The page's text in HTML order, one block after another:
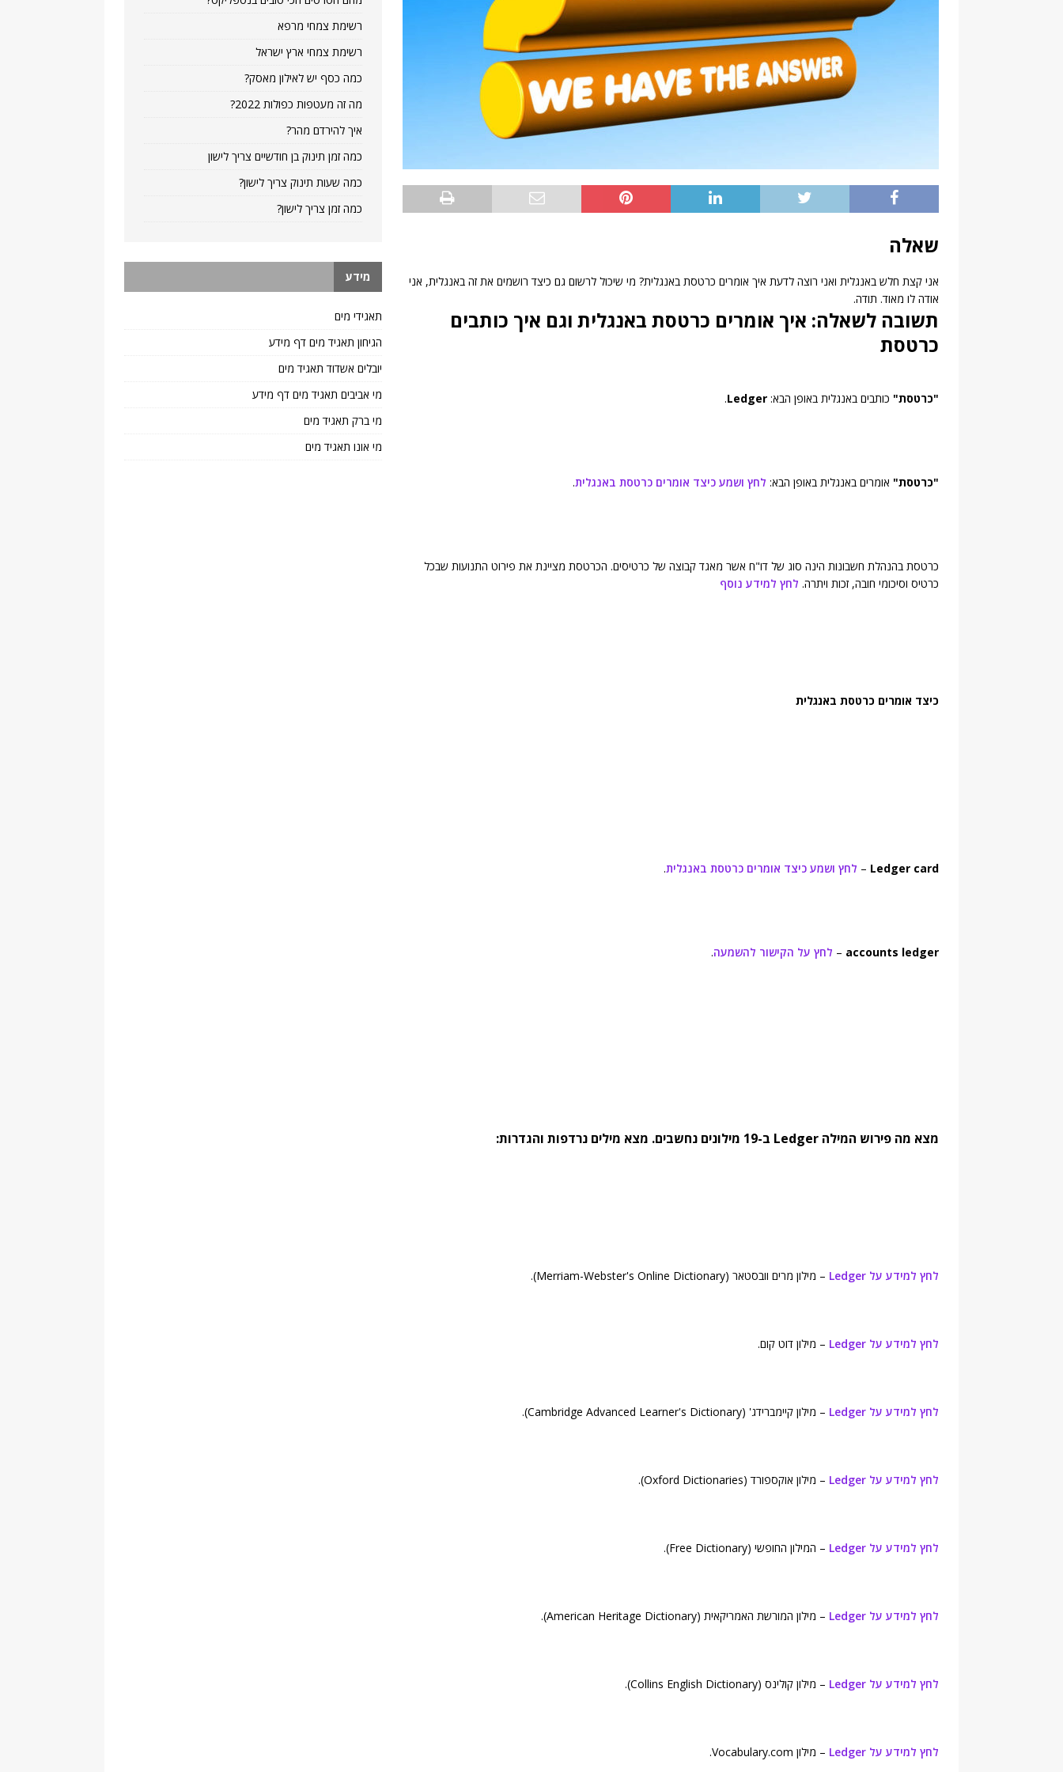
שאלה
אני קצת חלש באנגלית ואני רוצה לדעת איך אומרים כרטסת באנגלית? מי שיכול לרשום גם כיצד רושמים את זה באנגלית, אני
אודה לו מאוד. תודה.
תשובה לשאלה: איך אומרים כרטסת באנגלית וגם איך כותבים
כרטסת
"כרטסת" כותבים באנגלית באופן הבא: Ledger
.
"כרטסת" אומרים באנגלית באופן הבא: לחץ ושמע כיצד אומרים כרטסת באנגלית.
כרטסת בהנהלת חשבונות הינה סוג של דו"ח אשר מאגד קבוצה של כרטיסים. הכרטסת מציינת את פירוט התנועות שבכל
כרטיס וסיכומי חובה, זכות ויתרה. לחץ למידע נוסף
כיצד אומרים כרטסת באנגלית
Ledger card
– לחץ ושמע כיצד אומרים כרטסת באנגלית.
accounts ledger
– לחץ על הקישור להשמעה.
מצא מה פירוש המילה Ledger ב-19 מילונים נחשבים. מצא מילים נרדפות והגדרות:
לחץ למידע על Ledger – מילון מרים וובסטאר (Merriam-Webster's Online Dictionary).
לחץ למידע על Ledger – מילון דוט קום.
לחץ למידע על Ledger – מילון קיימברידג' (Cambridge Advanced Learner's Dictionary).
לחץ למידע על Ledger – מילון אוקספורד (Oxford Dictionaries).
לחץ למידע על Ledger – המילון החופשי (Free Dictionary).
לחץ למידע על Ledger – מילון המורשת האמריקאית (American Heritage Dictionary).
לחץ למידע על Ledger – מילון קולינס (Collins English Dictionary).
לחץ למידע על Ledger – מילון Vocabulary.com.
רשימת צמחי מרפא
רשימת צמחי ארץ ישראל
כמה כסף יש לאילון מאסק?
מה זה מעטפות כפולות 2022?
איך להירדם מהר?
כמה זמן תינוק בן חודשיים צריך לישון
כמה שעות תינוק צריך לישון?
כמה זמן צריך לישון?
מידע
תאגידי מים
הגיחון תאגיד מים דף מידע
יובלים אשדוד תאגיד מים
מי אביבים תאגיד מים דף מידע
מי ברק תאגיד מים
מי אונו תאגיד מים